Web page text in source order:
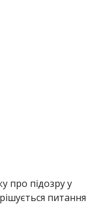
про підозру у
питання